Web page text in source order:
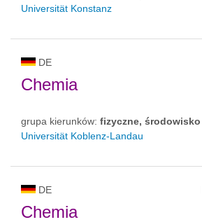
Universität Konstanz
DE
Chemia
grupa kierunków: fizyczne, środowisko
Universität Koblenz-Landau
DE
Chemia